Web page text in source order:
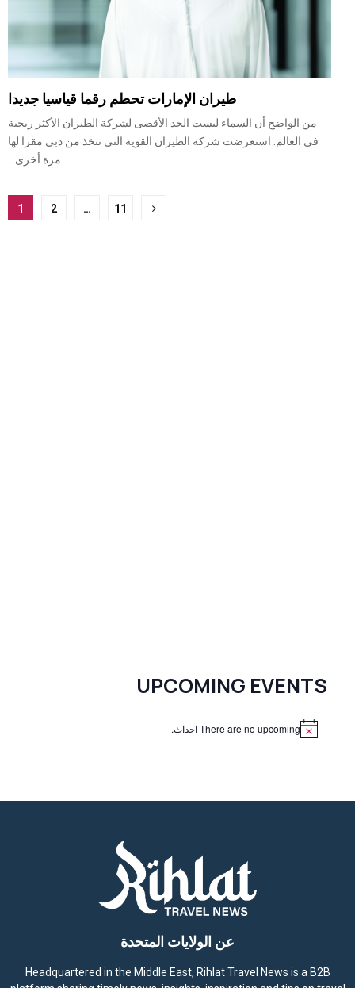
طيران الإمارات تحطم رقما قياسيا جديدا
من الواضح أن السماء ليست الحد الأقصى لشركة الطيران الأكثر ربحية
في العالم. استعرضت شركة الطيران القوية التي تتخذ من دبي مقرا لها
مرة أخرى...
1 2 … 11
UPCOMING EVENTS
There are no upcoming احداث.
عن الولايات المتحدة
Headquartered in the Middle East, Rihlat Travel News is a B2B